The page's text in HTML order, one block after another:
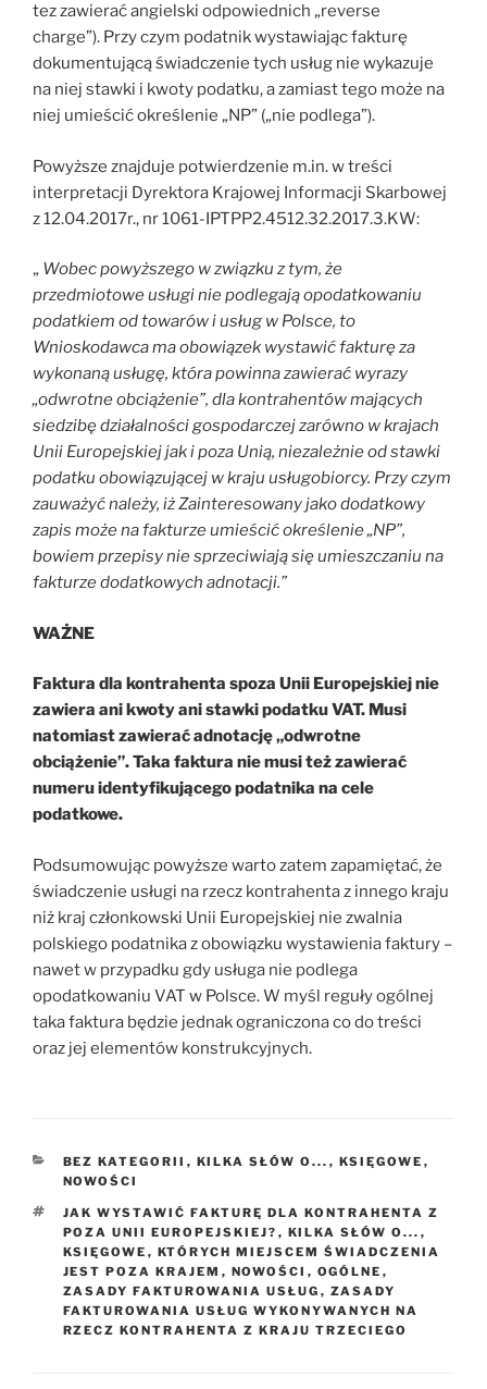
tez zawierać angielski odpowiednich „reverse
charge”). Przy czym podatnik wystawiając fakturę
dokumentującą świadczenie tych usług nie wykazuje
na niej stawki i kwoty podatku, a zamiast tego może na
niej umieścić określenie „NP” („nie podlega”).
Powyższe znajduje potwierdzenie m.in. w treści
interpretacji Dyrektora Krajowej Informacji Skarbowej
z 12.04.2017r., nr 1061-IPTPP2.4512.32.2017.3.KW:
„ Wobec powyższego w związku z tym, że
przedmiotowe usługi nie podlegają opodatkowaniu
podatkiem od towarów i usług w Polsce, to
Wnioskodawca ma obowiązek wystawić fakturę za
wykonaną usługę, która powinna zawierać wyrazy
„odwrotne obciążenie”, dla kontrahentów mających
siedzibę działalności gospodarczej zarówno w krajach
Unii Europejskiej jak i poza Unią, niezależnie od stawki
podatku obowiązującej w kraju usługobiorcy. Przy czym
zauważyć należy, iż Zainteresowany jako dodatkowy
zapis może na fakturze umieścić określenie „NP”,
bowiem przepisy nie sprzeciwiają się umieszczaniu na
fakturze dodatkowych adnotacji.”
WAŻNE
Faktura dla kontrahenta spoza Unii Europejskiej nie
zawiera ani kwoty ani stawki podatku VAT. Musi
natomiast zawierać adnotację „odwrotne
obciążenie”. Taka faktura nie musi też zawierać
numeru identyfikującego podatnika na cele
podatkowe.
Podsumowując powyższe warto zatem zapamiętać, że
świadczenie usługi na rzecz kontrahenta z innego kraju
niż kraj członkowski Unii Europejskiej nie zwalnia
polskiego podatnika z obowiązku wystawienia faktury –
nawet w przypadku gdy usługa nie podlega
opodatkowaniu VAT w Polsce. W myśl reguły ogólnej
taka faktura będzie jednak ograniczona co do treści
oraz jej elementów konstrukcyjnych.
KATEGORIE
BEZ KATEGORII , KILKA SŁÓW O... , KSIĘGOWE ,
NOWOŚCI
TAGI
JAK WYSTAWIĆ FAKTURĘ DLA KONTRAHENTA Z
POZA UNII EUROPEJSKIEJ? , KILKA SŁÓW O... ,
KSIĘGOWE , KTÓRYCH MIEJSCEM ŚWIADCZENIA
JEST POZA KRAJEM , NOWOŚCI , OGÓLNE ,
ZASADY FAKTUROWANIA USŁUG , ZASADY
FAKTUROWANIA USŁUG WYKONYWANYCH NA
RZECZ KONTRAHENTA Z KRAJU TRZECIEGO